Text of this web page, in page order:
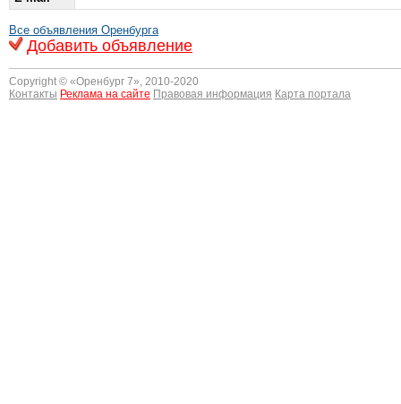
Все объявления Оренбурга
Добавить объявление
Copyright © «Оренбург 7», 2010-2020
Контакты Реклама на сайте Правовая информация Карта портала